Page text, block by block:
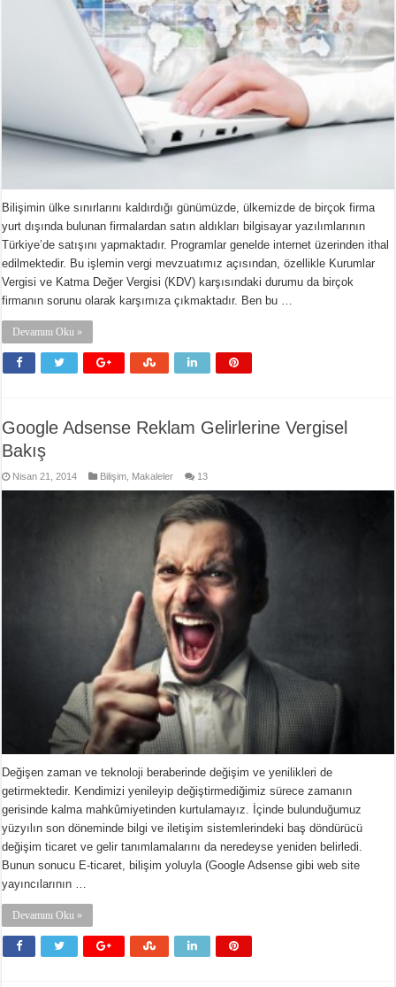
Bilişimin ülke sınırlarını kaldırdığı günümüzde, ülkemizde de birçok firma
yurt dışında bulunan firmalardan satın aldıkları bilgisayar yazılımlarının
Türkiye’de satışını yapmaktadır. Programlar genelde internet üzerinden ithal
edilmektedir. Bu işlemin vergi mevzuatımız açısından, özellikle Kurumlar
Vergisi ve Katma Değer Vergisi (KDV) karşısındaki durumu da birçok
firmanın sorunu olarak karşımıza çıkmaktadır. Ben bu …
Devamını Oku »
Google Adsense Reklam Gelirlerine Vergisel
Bakış
Nisan 21, 2014 Bilişim Makaleler 13
Değişen zaman ve teknoloji beraberinde değişim ve yenilikleri de
getirmektedir. Kendimizi yenileyip değiştirmediğimiz sürece zamanın
gerisinde kalma mahkûmiyetinden kurtulamayız. İçinde bulunduğumuz
yüzyılın son döneminde bilgi ve iletişim sistemlerindeki baş döndürücü
değişim ticaret ve gelir tanımlamalarını da neredeyse yeniden belirledi.
Bunun sonucu E-ticaret, bilişim yoluyla (Google Adsense gibi web site
yayıncılarının …
Devamını Oku »